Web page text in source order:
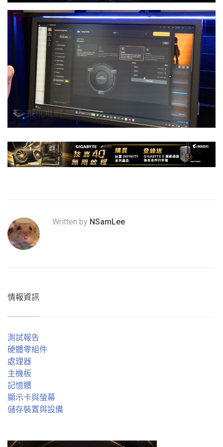
Written by NSamLee
情報資訊
測試報告
硬體零組件
處理器
主機板
記憶體
顯示卡與螢幕
儲存裝置與設備